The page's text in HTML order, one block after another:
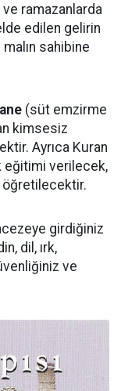
ramazanlarda
edilen gelirin
sahibine
(süt emzirme
kimsesiz
Ayrıca Kuran
eğitimi verilecek,
girdiğiniz
dil, ırk,
ve